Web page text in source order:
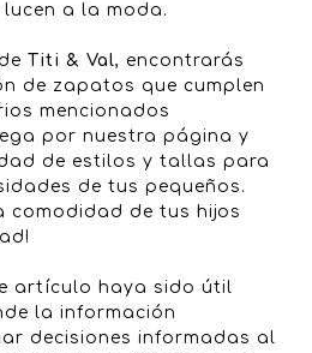
a la moda.
Titi & Val, encontrarás
de zapatos que cumplen
mencionados
por nuestra página y
de estilos y tallas para
de tus pequeños.
comodidad de tus hijos
artículo haya sido útil
la información
decisiones informadas al